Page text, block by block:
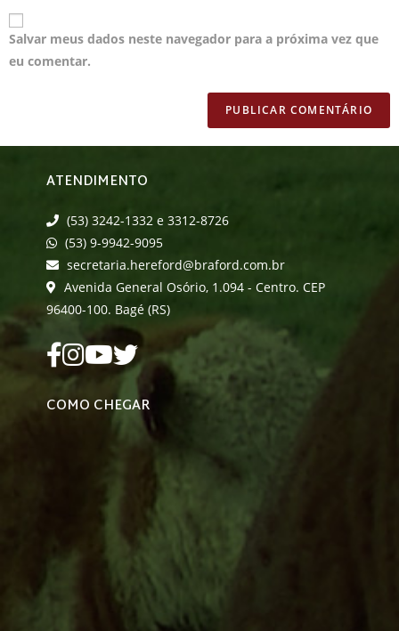
Salvar meus dados neste navegador para a próxima vez que
eu comentar.
ATENDIMENTO
(53) 3242-1332 e 3312-8726
(53) 9-9942-9095
secretaria.hereford@braford.com.br
Avenida General Osório, 1.094 - Centro. CEP
96400-100. Bagé (RS)
COMO CHEGAR